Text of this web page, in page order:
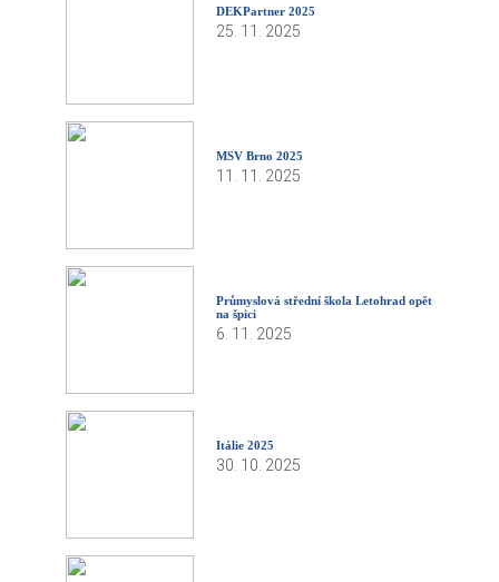
DEKPartner 2025
25. 11. 2025
MSV Brno 2025
11. 11. 2025
Průmyslová střední škola Letohrad opět
na špici
6. 11. 2025
Itálie 2025
30. 10. 2025